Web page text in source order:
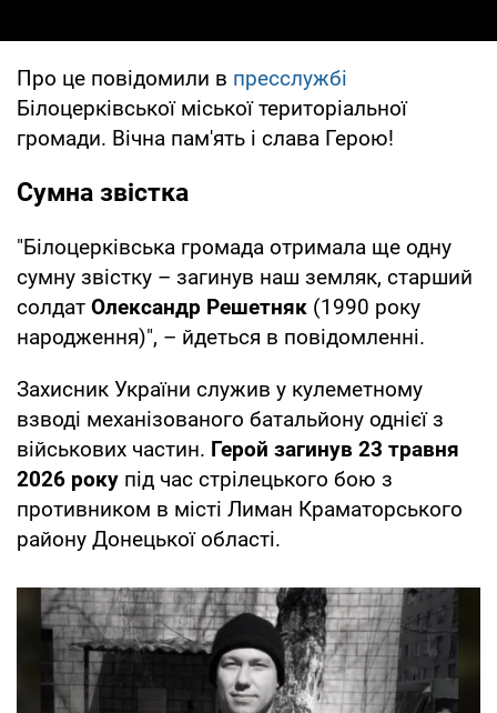
Про це повідомили в пресслужбі
Білоцерківської міської територіальної
громади. Вічна пам'ять і слава Герою!
Сумна звістка
"Білоцерківська громада отримала ще одну
сумну звістку – загинув наш земляк, старший
солдат Олександр Решетняк (1990 року
народження)", – йдеться в повідомленні.
Захисник України служив у кулеметному
взводі механізованого батальйону однієї з
військових частин. Герой загинув 23 травня
2026 року під час стрілецького бою з
противником в місті Лиман Краматорського
району Донецької області.